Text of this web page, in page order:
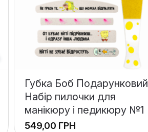
Губка Боб Подарунковий
Набір пилочки для
манікюру і педикюру №1
ГРН